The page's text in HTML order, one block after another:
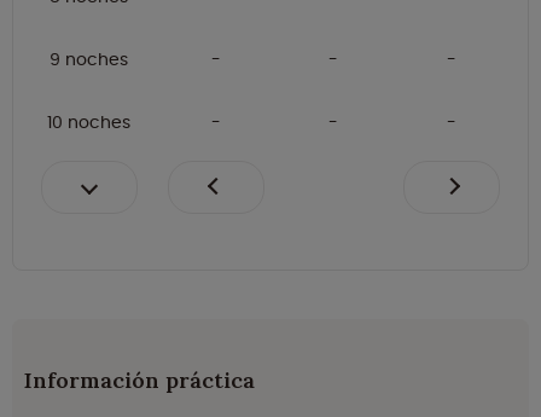
9 noches
10 noches
Información práctica